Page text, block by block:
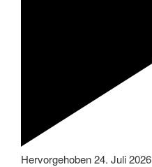
Hervorgehoben24. Juli 2026